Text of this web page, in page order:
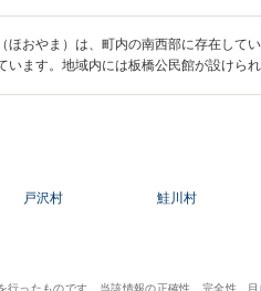
ほおやま）は、町内の南西部に存在し
ます。地域内には板橋公民館が設けら
戸沢村 鮭川村
ったものです。当該情報の正確性、完全性